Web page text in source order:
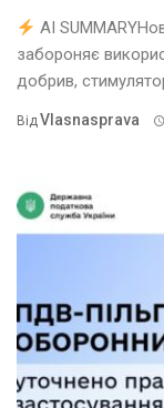
AI
забороняє
добрив,
ВідVlasnasprava